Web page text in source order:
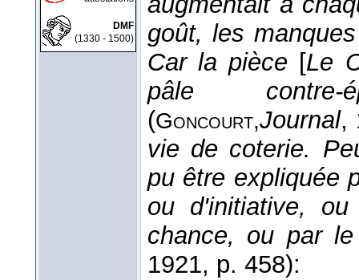
DMF
(1330 - 1500)
goût, les
Car la pièce [Le
pâle contre-
(Goncourt,Journal,
vie de coterie.
pu être expliquée
ou d'initiative,
chance, ou par
1921, p. 458):